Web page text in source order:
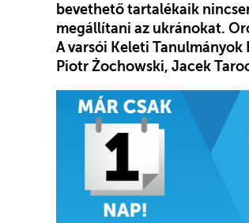
bevethető tartalékaik
megállítani az ukránokat.
A varsói Keleti Tanulmányok
Piotr Żochowski, Jacek